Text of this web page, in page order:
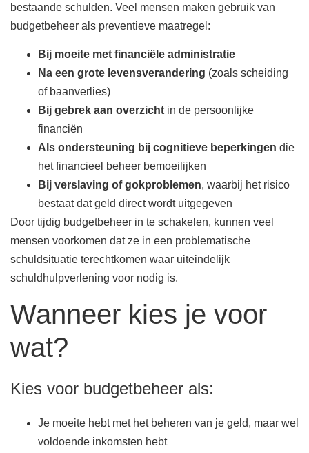
bestaande schulden. Veel mensen maken gebruik van
budgetbeheer als preventieve maatregel:
Bij moeite met financiële administratie
Na een grote levensverandering (zoals scheiding
of baanverlies)
Bij gebrek aan overzicht in de persoonlijke
financiën
Als ondersteuning bij cognitieve beperkingen die
het financieel beheer bemoeilijken
Bij verslaving of gokproblemen, waarbij het risico
bestaat dat geld direct wordt uitgegeven
Door tijdig budgetbeheer in te schakelen, kunnen veel
mensen voorkomen dat ze in een problematische
schuldsituatie terechtkomen waar uiteindelijk
schuldhulpverlening voor nodig is.
Wanneer kies je voor
wat?
Kies voor budgetbeheer als:
Je moeite hebt met het beheren van je geld, maar wel
voldoende inkomsten hebt